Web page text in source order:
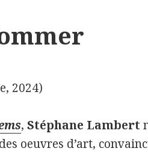
2024)
,Stéphane Lambert
oeuvres d’art,